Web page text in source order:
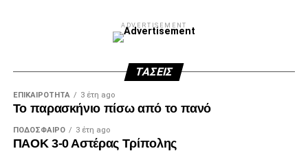
ADVERTISEMENT
ΤΆΣΕΙΣ
ΕΠΙΚΑΙΡΌΤΗΤΑ 3 έτη ago
Το παρασκήνιο πίσω από το πανό
ΠΟΔΌΣΦΑΙΡΟ 3 έτη ago
ΠΑΟΚ 3-0 Αστέρας Τρίπολης